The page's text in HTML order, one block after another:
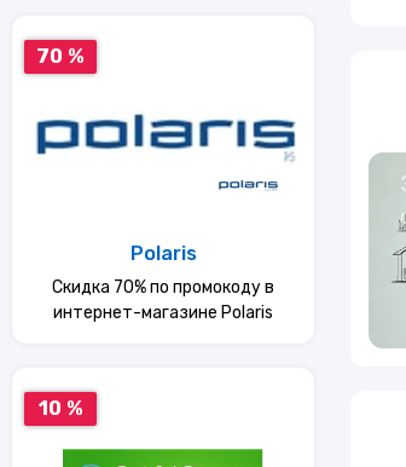
70 %
Polaris
Скидка 70% по промокоду в
интернет-магазине Polaris
10 %